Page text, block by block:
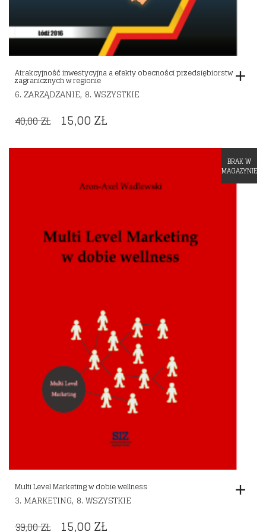
Atrakcyjność inwestycyjna a efekty obecności przedsiębiorstw
zagranicznych w regionie
6. ZARZĄDZANIE, 8. WSZYSTKIE
40,00ZŁ ORIGINAL
WAS:
15,00ZŁCURRENT
IS:
BRAK W
MAGAZYNIE
Multi Level Marketing w dobie wellness
3. MARKETING, 8. WSZYSTKIE
39,00ZŁ ORIGINAL
15,00ZŁCURRENT